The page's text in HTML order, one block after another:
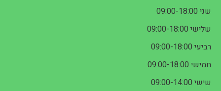
שני 09:00-18:00
שלישי 09:00-18:00
רביעי 09:00-18:00
חמישי 09:00-18:00
שישי 09:00-14:00